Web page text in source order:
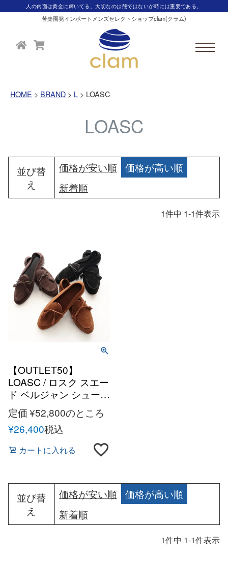
人の内面は黄金に輝いてる。大切なのは殻ではないが時には重要である。
苦楽園発インポートメンズセレクトショップclam(クラム)
HOME BRAND L LOASC
LOASC
並び替
え
価格が安い順
価格が高い順
新着順
1件中 1-1件表示
【OUTLET50】
LOASC / ロスク スエー
ド ベルジャン シューズ
メンズ イタリア 靴 ロ
ーファー
定価¥52,800のところ
¥26,400税込
カートに入れる
並び替
え
価格が安い順
価格が高い順
新着順
1件中 1-1件表示